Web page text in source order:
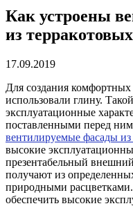
Как устроены
из
17.09.2019
Для создания
использовали глину.
эксплуатационные
поставленными перед
вентилируемые фасады
высокие
презентабельный
получают из
природными
обеспечить высокие